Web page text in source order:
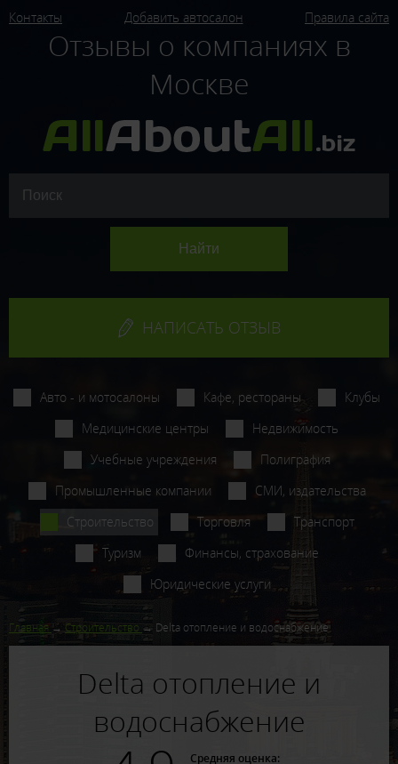
Контакты Добавить автосалон Правила сайта
Отзывы о компаниях в
Москве
НАПИСАТЬ ОТЗЫВ
Авто - и мотосалоны Кафе, рестораны
Клубы
Медицинские центры
Недвижимость
Учебные учреждения
Полиграфия
Промышленные компании
СМИ, издательства
Строительство
Торговля
Транспорт
Туризм
Финансы, страхование
Юридические услуги
Главная Строительство Delta отопление и водоснабжение
Delta отопление и
водоснабжение
Средняя оценка: